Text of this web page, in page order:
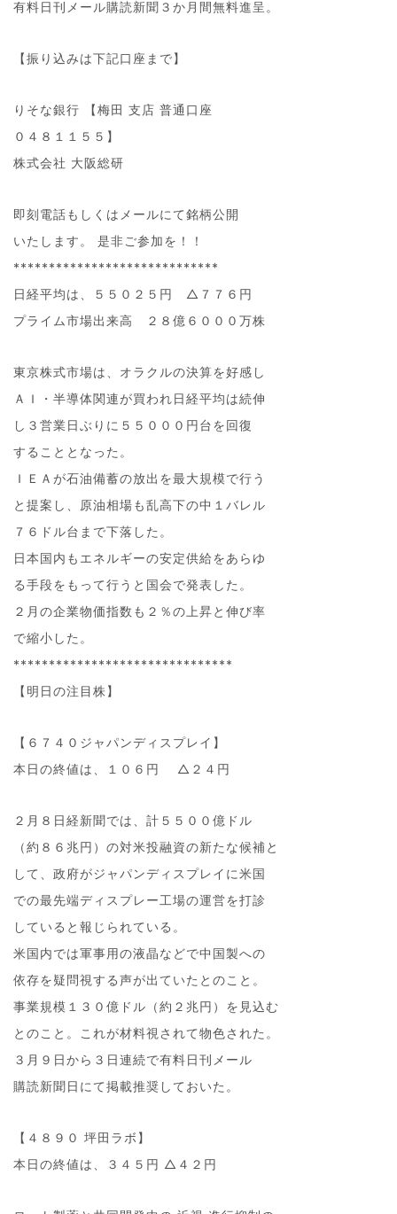
有料日刊メール購読新聞３か月間無料進呈。
【振り込みは下記口座まで】
りそな銀行 【梅田 支店 普通口座
０４８１１５５】
株式会社 大阪総研
即刻電話もしくはメールにて銘柄公開
いたします。 是非ご参加を！！
*****************************
日経平均は、５５０２５円 △７７６円
プライム市場出来高 ２８億６０００万株
東京株式市場は、オラクルの決算を好感し
ＡＩ・半導体関連が買われ日経平均は続伸
し３営業日ぶりに５５０００円台を回復
することとなった。
ＩＥＡが石油備蓄の放出を最大規模で行う
と提案し、原油相場も乱高下の中１バレル
７６ドル台まで下落した。
日本国内もエネルギーの安定供給をあらゆ
る手段をもって行うと国会で発表した。
２月の企業物価指数も２％の上昇と伸び率
で縮小した。
*******************************
【明日の注目株】
【６７４０ジャパンディスプレイ】
本日の終値は、１０６円 △２４円
２月８日経新聞では、計５５００億ドル
（約８６兆円）の対米投融資の新たな候補と
して、政府がジャパンディスプレイに米国
での最先端ディスプレー工場の運営を打診
していると報じられている。
米国内では軍事用の液晶などで中国製への
依存を疑問視する声が出ていたとのこと。
事業規模１３０億ドル（約２兆円）を見込む
とのこと。これが材料視されて物色された。
３月９日から３日連続で有料日刊メール
購読新聞日にて掲載推奨しておいた。
【４８９０ 坪田ラボ】
本日の終値は、３４５円 △４２円